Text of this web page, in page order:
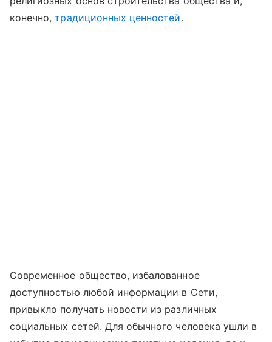
конечно,традиционных ценностей.
Современное общество, избалованное
доступностью любой информации в Сети,
привыкло получать новости из различных
социальных сетей. Для обычного человека ушли в